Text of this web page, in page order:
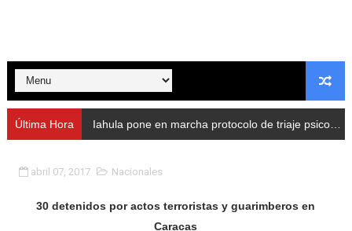
Nevado Gas optimiza servicio residencial en la
Balance semestral impulsa inclusión y atención a
Plan Vacacional Comunitario “Ríe 2026” recorre las
Alcaldía del Municipio Libertador realizó una jornada
Fundacite Mérida dicta taller gratuito de electrónica
Última Hora Iahula pone en marcha protocolo de triaje psicosocial para atender a rescatistas
abril 07, 2017 Nacionales
30 detenidos por actos terroristas y guarimberos en
Caracas